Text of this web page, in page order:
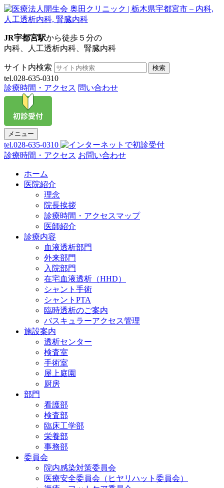
JR宇都宮駅から徒歩５分の
内科、人工透析内科、腎臓内科
サイト内検索 検索
tel.028-635-0310
診療時間・アクセス 問い合わせ
メニュー
tel.028-635-0310
診療時間・アクセス お問い合わせ
ホーム
医院紹介
理念
院長挨拶
診療時間・アクセスマップ
医師紹介
診療内容
血液透析部門
外来部門
入院部門
在宅血液透析（HHD）
シャント手術
シャントPTA
臨時透析のご案内
バスキュラーアクセス管理
施設案内
透析センター
検査室
手術室
屋上庭園
厨房
部門
看護部
検査部
臨床工学部
栄養部
事務部
委員会
院内感染対策委員会
医療安全委員会（ヒヤリハット委員会）